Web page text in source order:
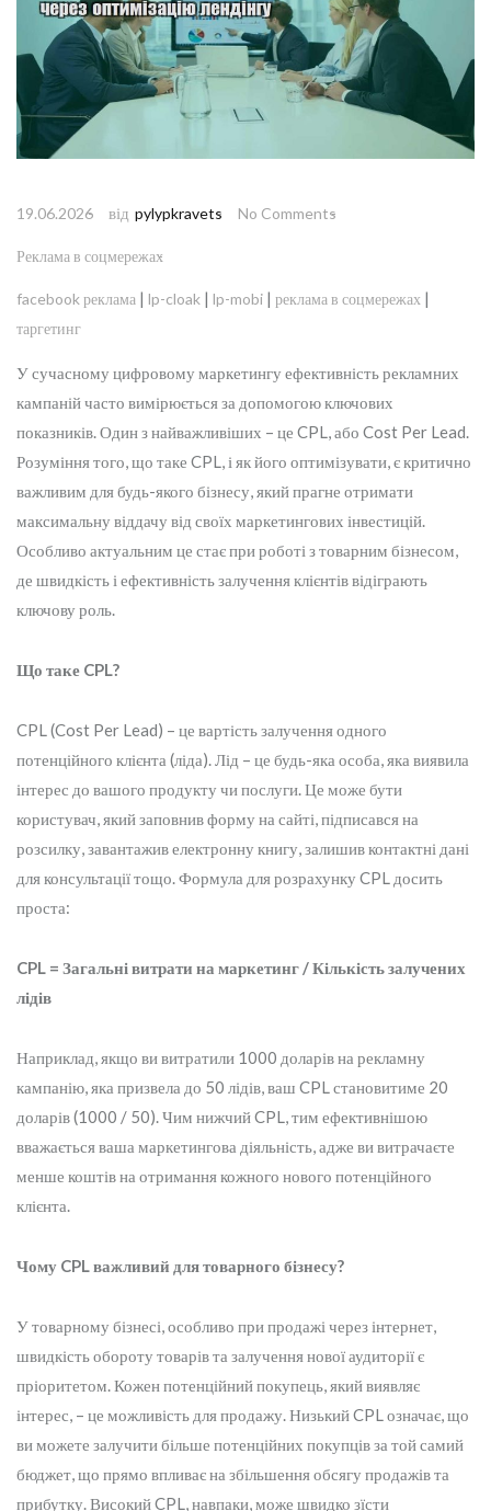
19.06.2026 від pylypkravets No Comments
Реклама в соцмережах
facebook реклама | lp-cloak | lp-mobi | реклама в соцмережах |
таргетинг
У сучасному цифровому маркетингу ефективність рекламних
кампаній часто вимірюється за допомогою ключових
показників. Один з найважливіших – це CPL, або Cost Per Lead.
Розуміння того, що таке CPL, і як його оптимізувати, є критично
важливим для будь-якого бізнесу, який прагне отримати
максимальну віддачу від своїх маркетингових інвестицій.
Особливо актуальним це стає при роботі з товарним бізнесом,
де швидкість і ефективність залучення клієнтів відіграють
ключову роль.
Що таке CPL?
CPL (Cost Per Lead) – це вартість залучення одного
потенційного клієнта (ліда). Лід – це будь-яка особа, яка виявила
інтерес до вашого продукту чи послуги. Це може бути
користувач, який заповнив форму на сайті, підписався на
розсилку, завантажив електронну книгу, залишив контактні дані
для консультації тощо. Формула для розрахунку CPL досить
проста:
CPL = Загальні витрати на маркетинг / Кількість залучених
лідів
Наприклад, якщо ви витратили 1000 доларів на рекламну
кампанію, яка призвела до 50 лідів, ваш CPL становитиме 20
доларів (1000 / 50). Чим нижчий CPL, тим ефективнішою
вважається ваша маркетингова діяльність, адже ви витрачаєте
менше коштів на отримання кожного нового потенційного
клієнта.
Чому CPL важливий для товарного бізнесу?
У товарному бізнесі, особливо при продажі через інтернет,
швидкість обороту товарів та залучення нової аудиторії є
пріоритетом. Кожен потенційний покупець, який виявляє
інтерес, – це можливість для продажу. Низький CPL означає, що
ви можете залучити більше потенційних покупців за той самий
бюджет, що прямо впливає на збільшення обсягу продажів та
прибутку. Високий CPL, навпаки, може швидко зїсти